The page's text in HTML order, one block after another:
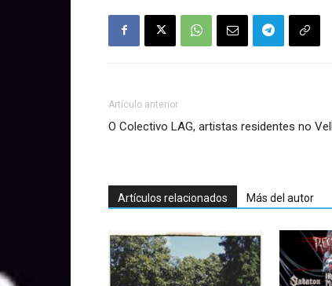
Artículo anterior
O Colectivo LAG, artistas residentes no
Artículos relacionados Más del autor